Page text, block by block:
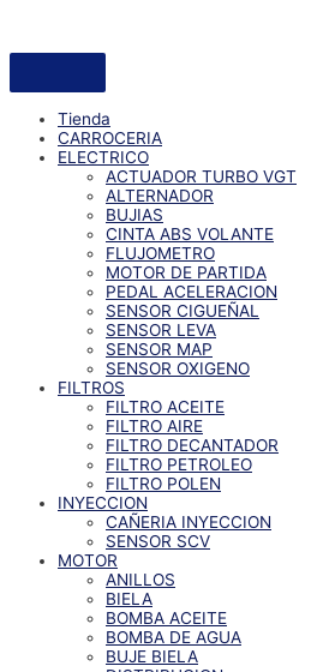
Tienda
CARROCERIA
ELECTRICO
ACTUADOR TURBO VGT
ALTERNADOR
BUJIAS
CINTA ABS VOLANTE
FLUJOMETRO
MOTOR DE PARTIDA
PEDAL ACELERACION
SENSOR CIGUEÑAL
SENSOR LEVA
SENSOR MAP
SENSOR OXIGENO
FILTROS
FILTRO ACEITE
FILTRO AIRE
FILTRO DECANTADOR
FILTRO PETROLEO
FILTRO POLEN
INYECCION
CAÑERIA INYECCION
SENSOR SCV
MOTOR
ANILLOS
BIELA
BOMBA ACEITE
BOMBA DE AGUA
BUJE BIELA